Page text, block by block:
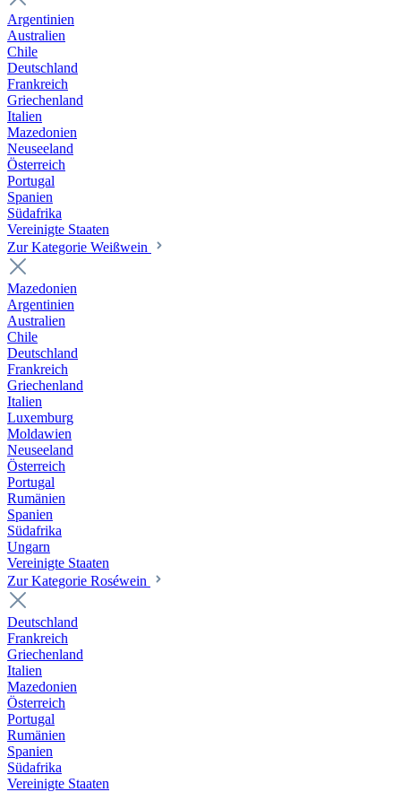
Argentinien
Australien
Chile
Deutschland
Frankreich
Griechenland
Italien
Mazedonien
Neuseeland
Österreich
Portugal
Spanien
Südafrika
Vereinigte Staaten
Zur Kategorie Weißwein
Mazedonien
Argentinien
Australien
Chile
Deutschland
Frankreich
Griechenland
Italien
Luxemburg
Moldawien
Neuseeland
Österreich
Portugal
Rumänien
Spanien
Südafrika
Ungarn
Vereinigte Staaten
Zur Kategorie Roséwein
Deutschland
Frankreich
Griechenland
Italien
Mazedonien
Österreich
Portugal
Rumänien
Spanien
Südafrika
Vereinigte Staaten